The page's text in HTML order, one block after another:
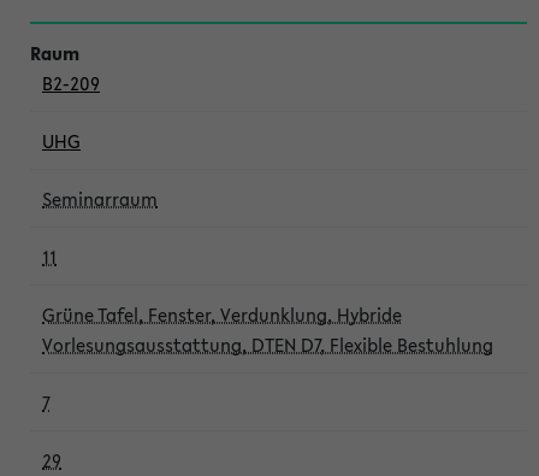
B2-209
UHG
Seminarraum
11
Grüne Tafel, Fenster, Verdunklung, Hybride
Vorlesungsausstattung, DTEN D7, Flexible Bestuhlung
7
29